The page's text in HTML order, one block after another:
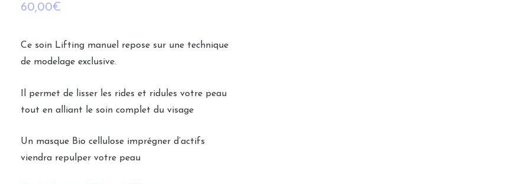
60,00€
Ce soin Lifting manuel repose sur une technique
de modelage exclusive.
Il permet de lisser les rides et ridules votre peau
tout en alliant le soin complet du visage
Un masque Bio cellulose imprégner d’actifs
viendra repulper votre peau